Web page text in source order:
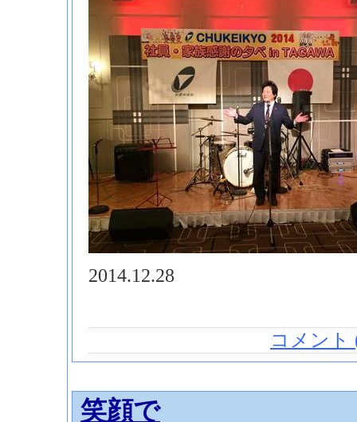
2014.12.28
コメント
笑顔で